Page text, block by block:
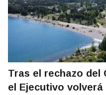
Tras el rechazo del
el Ejecutivo